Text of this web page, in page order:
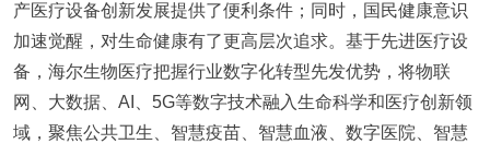
产医疗设备创新发展提供了便利条件；同时，国民健康意识
加速觉醒，对生命健康有了更高层次追求。基于先进医疗设
备，海尔生物医疗把握行业数字化转型先发优势，将物联
网、大数据、AI、5G等数字技术融入生命科学和医疗创新领
域，聚焦公共卫生、智慧疫苗、智慧血液、数字医院、智慧